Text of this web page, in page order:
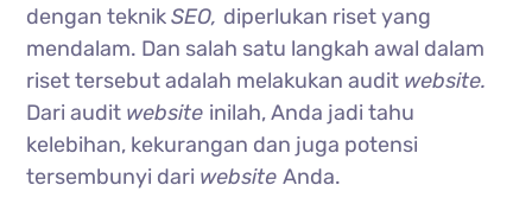
dengan teknikSEO, diperlukan riset yang
mendalam. Dan salah satu langkah awal dalam
riset tersebut adalah melakukan audit website.
Dari audit website inilah, Anda jadi tahu
kelebihan, kekurangan dan juga potensi
tersembunyi dari websiteAnda.